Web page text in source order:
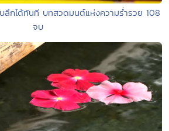
กได้ทันที บทสวดมนต์แห่งความร่ำรวย 108
จบ